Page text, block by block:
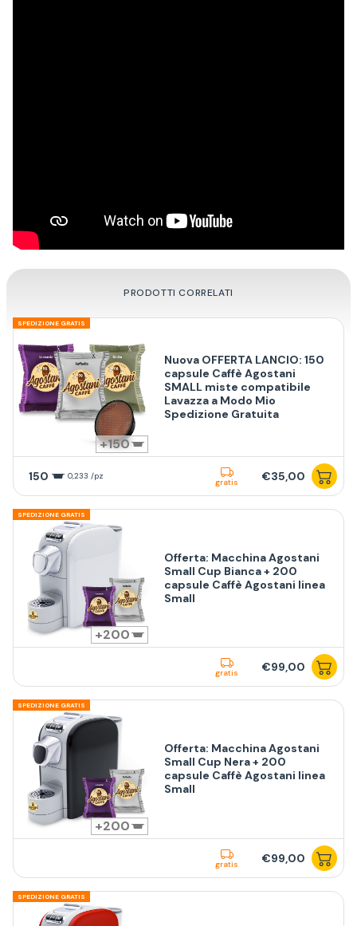
PRODOTTI CORRELATI
SPEDIZIONE GRATIS
150
Nuova OFFERTA LANCIO: 150
capsule Caffè Agostani
SMALL miste compatibile
Lavazza a Modo Mio
Spedizione Gratuita
150 0,233 /pz
gratis €35,00
SPEDIZIONE GRATIS
200
Offerta: Macchina Agostani
Small Cup Bianca + 200
capsule Caffè Agostani linea
Small
gratis €99,00
SPEDIZIONE GRATIS
200
Offerta: Macchina Agostani
Small Cup Nera + 200
capsule Caffè Agostani linea
Small
gratis €99,00
SPEDIZIONE GRATIS